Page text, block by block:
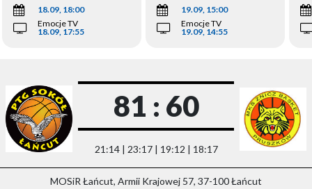
18.09, 18:00
Emocje TV
18.09, 17:55
19.09, 15:00
Emocje TV
19.09, 14:55
81 : 60
21:14 | 23:17 | 19:12 | 18:17
MOSiR Łańcut, Armii Krajowej 57, 37-100 Łańcut